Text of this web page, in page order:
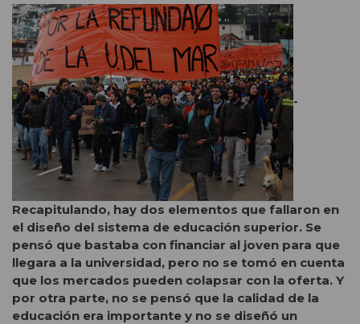
-
Recapitulando, hay dos elementos que fallaron en
el diseño del sistema de educación superior. Se
pensó que bastaba con financiar al joven para que
llegara a la universidad, pero no se tomó en cuenta
que los mercados pueden colapsar con la oferta. Y
por otra parte, no se pensó que la calidad de la
educación era importante y no se diseñó un